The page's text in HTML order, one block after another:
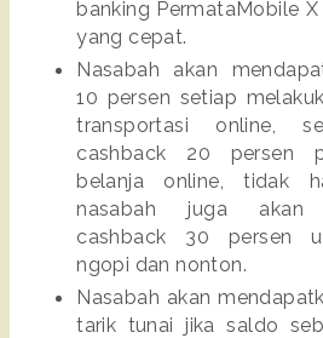
banking PermataMobile
yang cepat.
Nasabah akan
10 persen setiap
transportasi online,
cashback 20 persen
belanja online, tidak
nasabah juga akan
cashback 30 persen
ngopi dan nonton.
Nasabah akan
tarik tunai jika saldo